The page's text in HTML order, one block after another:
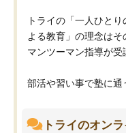
トライの「一人ひと
よる教育」の理念は
マンツーマン指導が受
部活や習い事で塾に通
トライのオン